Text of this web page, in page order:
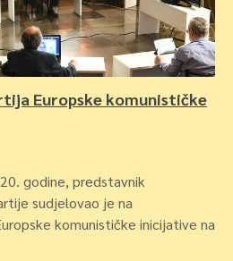
Europske komunističke
godine, predstavnik
sudjelovao je na
komunističke inicijative na